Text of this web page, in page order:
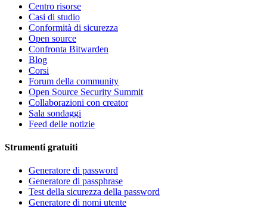
Centro risorse
Casi di studio
Conformità di sicurezza
Open source
Confronta Bitwarden
Blog
Corsi
Forum della community
Open Source Security Summit
Collaborazioni con creator
Sala sondaggi
Feed delle notizie
Strumenti gratuiti
Generatore di password
Generatore di passphrase
Test della sicurezza della password
Generatore di nomi utente